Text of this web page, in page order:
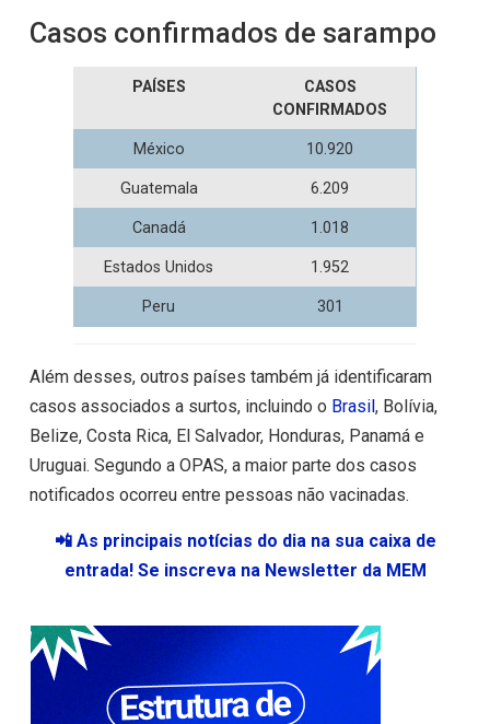
Casos confirmados de sarampo
PAÍSES
CASOS
CONFIRMADOS
México 10.920
Guatemala 6.209
Canadá 1.018
Estados Unidos 1.952
Peru 301
Além desses, outros países também já identificaram
casos associados a surtos, incluindo o Brasil , Bolívia,
Belize, Costa Rica, El Salvador, Honduras, Panamá e
Uruguai. Segundo a OPAS, a maior parte dos casos
notificados ocorreu entre pessoas não vacinadas.
📲 As principais notícias do dia na sua caixa de
entrada! Se inscreva na Newsletter da MEM